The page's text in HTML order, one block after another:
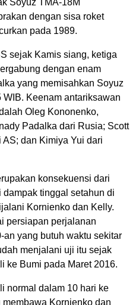
Soyuz TMA-18M
dengan sisa roket
pada 1989.
sejak Kamis siang, ketiga
dengan enam
yang memisahkan Soyuz
Keenam antariksawan
Oleg Kononenko,
Padalka dari Rusia; Scott
dan Kimiya Yui dari
konsekuensi dari
tinggal setahun di
Kornienko dan Kelly.
persiapan perjalanan
an yang butuh waktu sekitar
menjalani uji itu sejak
ke Bumi pada Maret 2016.
normal dalam 10 hari ke
Kornienko dan